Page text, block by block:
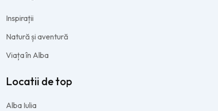
Inspirații
Natură și aventură
Viața în Alba
Locatii de top
Alba Iulia